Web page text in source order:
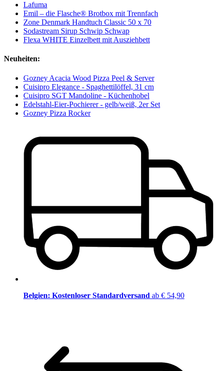
Lafuma
Emil – die Flasche® Brotbox mit Trennfach
Zone Denmark Handtuch Classic 50 x 70
Sodastream Sirup Schwip Schwap
Flexa WHITE Einzelbett mit Ausziehbett
Neuheiten:
Gozney Acacia Wood Pizza Peel & Server
Cuisipro Elegance - Spaghettilöffel, 31 cm
Cuisipro SGT Mandoline - Küchenhobel
Edelstahl-Eier-Pochierer - gelb/weiß, 2er Set
Gozney Pizza Rocker
Belgien: Kostenloser Standardversand ab € 54,90